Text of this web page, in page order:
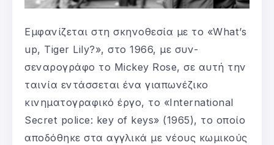
Εμφανίζεται στη σκηνοθεσία με το «What’s
up, Tiger Lily?», στο 1966, με συν-
σεναρογράφο το Mickey Rose, σε αυτή την
ταινία εντάσσεται ένα γιαπωνέζικο
κινηματογραφικό έργο, το «International
Secret police: key of keys» (1965), το οποίο
αποδόθηκε στα αγγλικά με νέους κωμικούς